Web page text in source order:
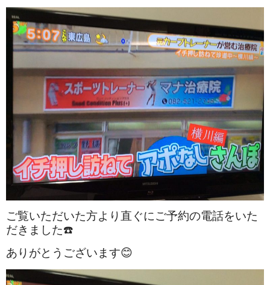
ご覧いただいた方より直ぐにご予約の電話をいた
だきました☎️
ありがとうございます😊